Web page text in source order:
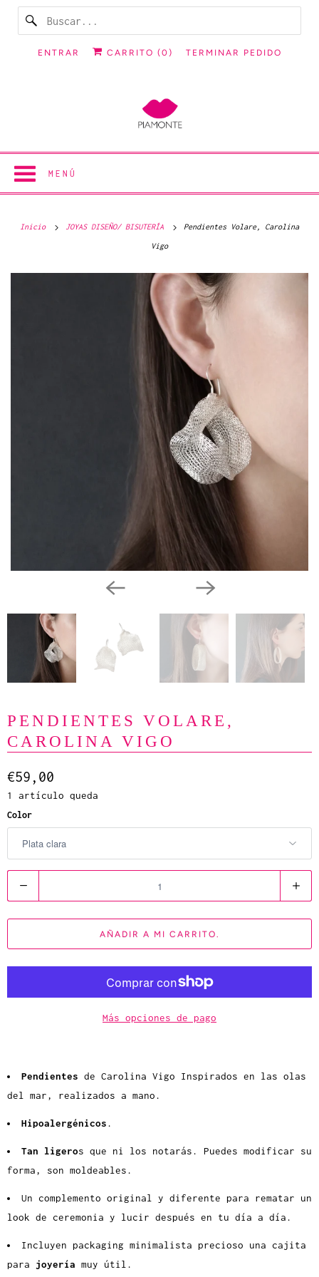
ENTRAR CARRITO ( 0 ) TERMINAR PEDIDO
MENÚ
Inicio JOYAS DISEÑO/ BISUTERÍA Pendientes Volare, Carolina
Vigo
PENDIENTES VOLARE,
CAROLINA VIGO
€59,00
1 artículo queda
Color
a
n
a
AÑADIR A MI CARRITO.
Más opciones de pago
Pendientes de Carolina Vigo Inspirados en las olas
del mar, realizados a mano.
Hipoalergénicos .
Tan ligeros que ni los notarás. Puedes modificar su
forma, son moldeables.
Un complemento original y diferente para rematar un
look de ceremonia y lucir después en tu día a día.
Incluyen packaging minimalista precioso una cajita
para joyería muy útil.